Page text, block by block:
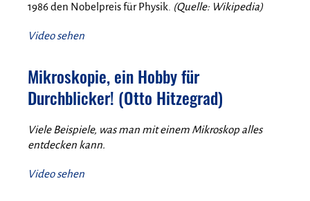
1986 den Nobelpreis für Physik. (Quelle: Wikipedia)
Video sehen
Mikroskopie, ein Hobby für
Durchblicker! (Otto Hitzegrad)
Viele Beispiele, was man mit einem Mikroskop alles
entdecken kann.
Video sehen